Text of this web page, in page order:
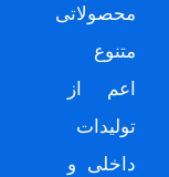
محصولاتی
متنوع
اعم از
تولیدات
داخلی و